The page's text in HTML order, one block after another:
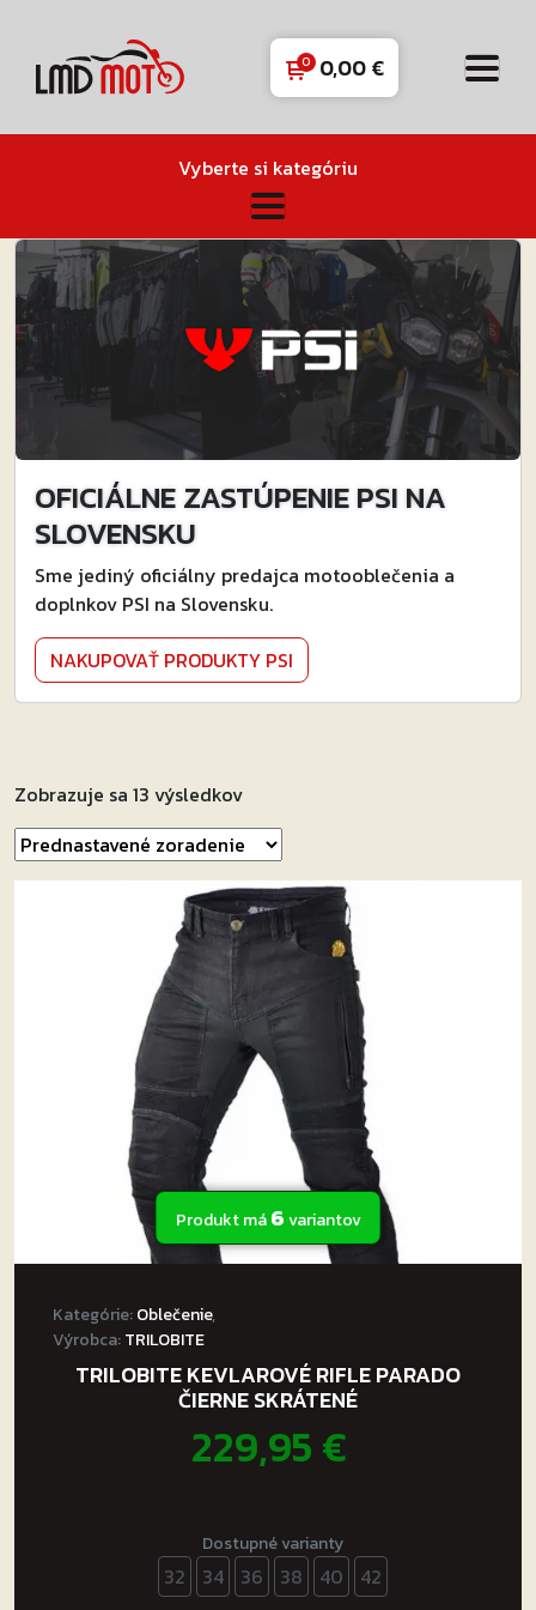
0,00€
Vyberte si kategóriu
OFICIÁLNE ZASTÚPENIE PSI NA
SLOVENSKU
Sme jediný oficiálny predajca motooblečenia a
doplnkov PSI na Slovensku.
NAKUPOVAŤ PRODUKTY PSI
Zobrazuje sa 13 výsledkov
Produkt má6variantov
Kategórie:Oblečenie,
Výrobca:TRILOBITE
TRILOBITE KEVLAROVÉ RIFLE PARADO
ČIERNE SKRÁTENÉ
229,95€
Dostupné varianty
32 34 36 38 40 42